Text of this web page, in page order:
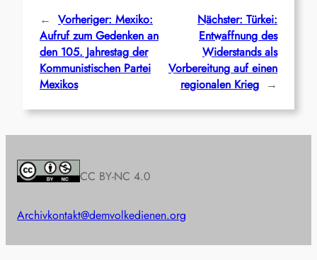
← Vorheriger: Mexiko:
Aufruf zum Gedenken an
den 105. Jahrestag der
Kommunistischen Partei
Mexikos
Nächster: Türkei:
Entwaffnung des
Widerstands als
Vorbereitung auf einen
regionalen Krieg →
CC BY-NC 4.0
Archivkontakt@demvolkedienen.org